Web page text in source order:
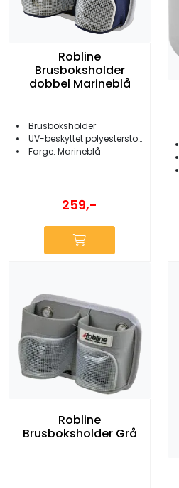
Robline
Brusboksholder
dobbel Marineblå
Brusboksholder
UV-beskyttet polyesterstoff
Farge: Marineblå
259,-
Robline
Brusboksholder Grå